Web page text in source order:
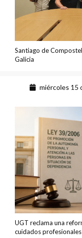
Santiago de
Galicia
miércoles 15
UGT reclama una
cuidados